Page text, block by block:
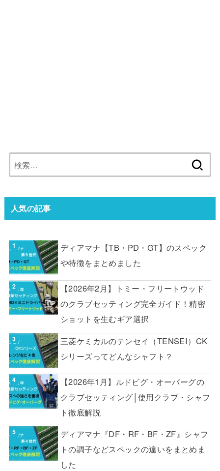
索:
人気の記事
ディアマナ【TB・PD・GT】のスペック
や特徴をまとめました
【2026年2月】トミー・フリートウッド
のクラブセッティング完全ガイド！精密
ショットを生むギア選択
三菱ケミカルのテンセイ（TENSEI）CK
シリーズってどんなシャフト？
【2026年1月】ルドビグ・オーバーグの
クラブセッティング│使用クラブ・シャフ
ト徹底解説
ディアマナ『DF・RF・BF・ZF』シャフ
トの調子などスペックの違いをまとめま
した